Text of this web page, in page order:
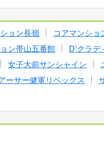
ョン長嶺 コアマンショ
ン帯山五番館 D’クラ
女子大前サンシャイン
ーサー健軍リベックス